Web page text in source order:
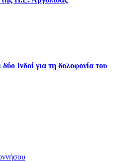
Ινδοί για τη δολοφονία του